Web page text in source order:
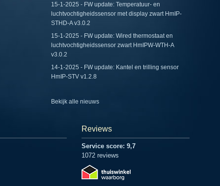
15-1-2025 - FW update: Temperatuur- en
luchtvochtigheidssensor met display zwart HmIP-
STHD-A v3.0.2
15-1-2025 - FW update: Wired thermostaat en
luchtvochtigheidssensor zwart HmIPW-WTH-A
v3.0.2
14-1-2025 - FW update: Kantel en trilling sensor
HmIP-STV v1.2.8
Bekijk alle nieuws
Reviews
Service score: 9,7
1072 reviews